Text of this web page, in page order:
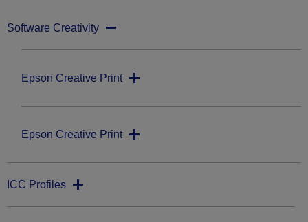
Software Creativity
Epson Creative Print
Epson Creative Print
ICC Profiles